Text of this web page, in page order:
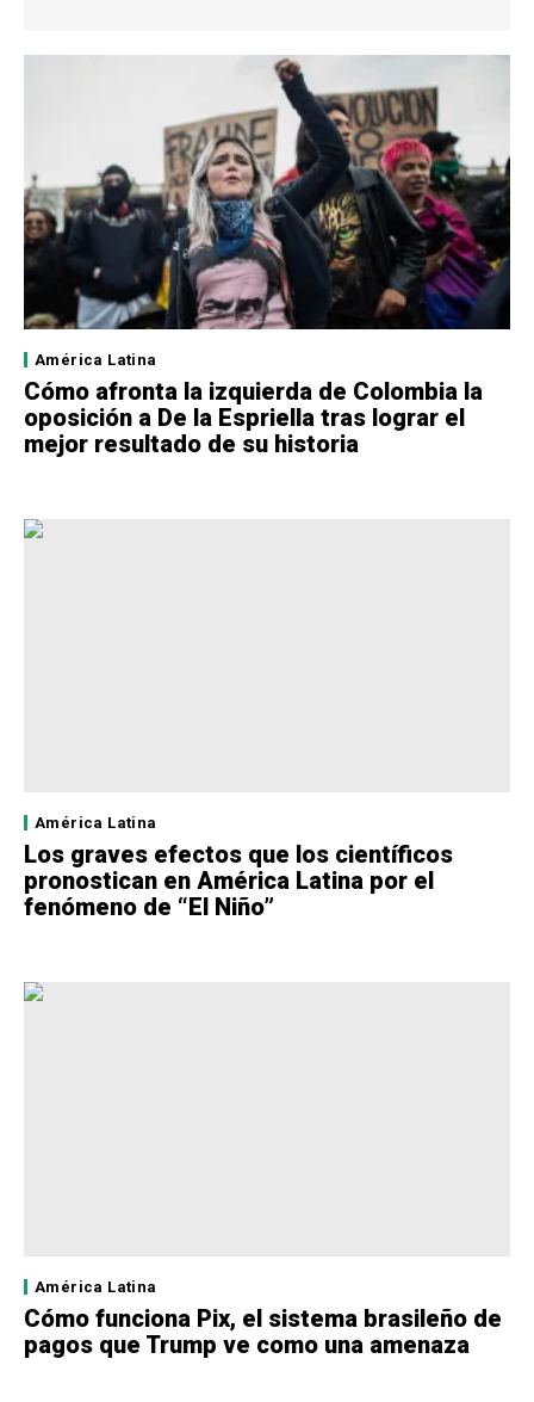
América Latina
Cómo afronta la izquierda de Colombia la
oposición a De la Espriella tras lograr el
mejor resultado de su historia
América Latina
Los graves efectos que los científicos
pronostican en América Latina por el
fenómeno de “El Niño”
América Latina
Cómo funciona Pix, el sistema brasileño de
pagos que Trump ve como una amenaza